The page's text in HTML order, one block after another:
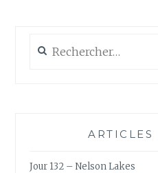
ARTICLES
Jour 132 – Nelson Lakes